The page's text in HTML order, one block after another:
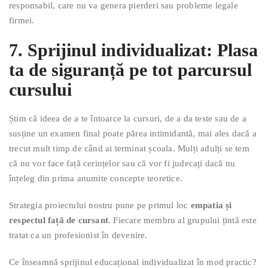
responsabil, care nu va genera pierderi sau probleme legale
firmei.
7. Sprijinul individualizat: Plasa
ta de siguranță pe tot parcursul
cursului
Știm că ideea de a te întoarce la cursuri, de a da teste sau de a
susține un examen final poate părea intimidantă, mai ales dacă a
trecut mult timp de când ai terminat școala. Mulți adulți se tem
că nu vor face față cerințelor sau că vor fi judecați dacă nu
înțeleg din prima anumite concepte teoretice.
Strategia proiectului nostru pune pe primul loc empatia și
respectul față de cursant. Fiecare membru al grupului țintă este
tratat ca un profesionist în devenire.
Ce înseamnă sprijinul educațional individualizat în mod practic?